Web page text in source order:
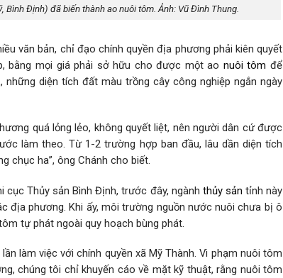
Định) đã biến thành ao nuôi tôm. Ảnh: Vũ Đình Thung.
văn bản, chỉ đạo chính quyền địa phương phải kiên quyết
bằng mọi giá phải sở hữu cho được một ao nuôi tôm để
diện tích đất màu trồng cây công nghiệp ngắn ngày
quá lỏng lẻo, không quyết liệt, nên người dân cứ được
làm theo. Từ 1-2 trường hợp ban đầu, lâu dần diện tích
chục ha”, ông Chánh cho biết.
cục Thủy sản Bình Định, trước đây, ngành thủy sản tỉnh này
địa phương. Khi ấy, môi trường nguồn nước nuôi chưa bị ô
tự phát ngoài quy hoạch bùng phát.
làm việc với chính quyền xã Mỹ Thành. Vi phạm nuôi tôm
chúng tôi chỉ khuyến cáo về mặt kỹ thuật, rằng nuôi tôm